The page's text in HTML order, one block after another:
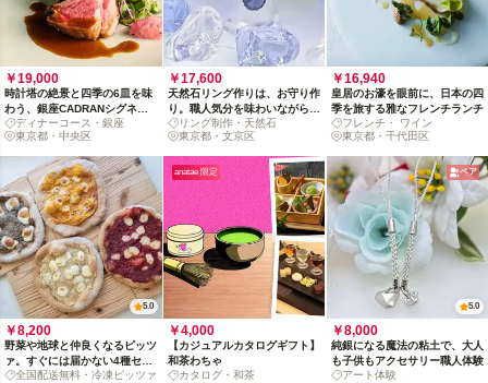
￥19,000
時計塔の絶景と四季の6皿を味
わう、銀座CADRANシグネチ
ャーコース
ディナーコース・銀座
東京都・中央区
￥17,600
天然石リング作りは、お守り作
り。職人気分を味わいながら運
気までUP!?
リング制作・天然石
東京都・文京区
￥16,940
皇居のお濠を眼前に、日本の四
季を旅する雅なフレンチランチ
フレンチ・ ワイン
東京都・千代田区
5.0
￥8,200
野菜や地球と仲良くなるピッツ
ァ。すぐには届かない4種セッ
トで未来に貢献
全国配送無料・冷凍ピッツァ
anatae 限定
￥4,000
【カジュアルカタログギフト】
和茶わちゃ
カタログ・和茶
ペア
5.0
￥8,000
純銀になる魔法の粘土で、大人
も子供もアクセサリー職人体験
アート体験